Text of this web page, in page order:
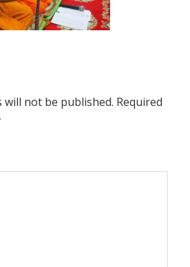
will not be published. Required